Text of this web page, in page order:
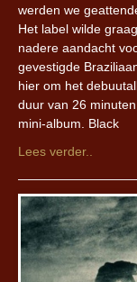
werden we
Het label wilde
nadere aandacht
gevestigde
hier om het
duur van 26
mini-album. Black
Lees verder..